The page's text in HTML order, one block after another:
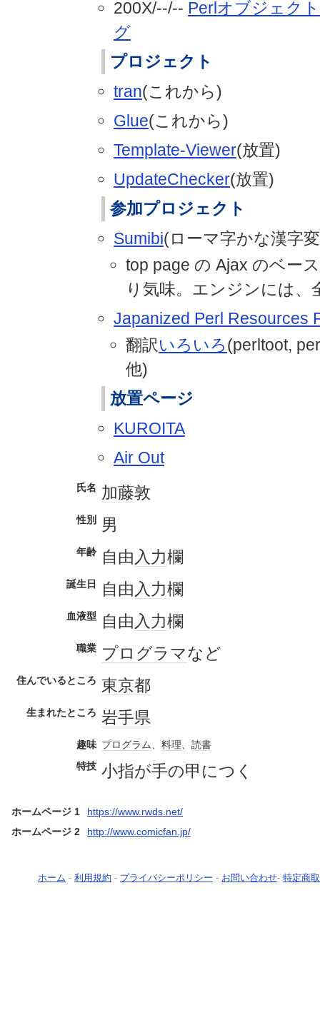
200X/--/-- Perlオブジェク
グ
プロジェクト
tran(これから)
Glue(これから)
Template-Viewer(放置)
UpdateChecker(放置)
参加プロジェクト
Sumibi(ローマ字かな漢字
top page の Ajax のベー
り気味。エンジンには、
Japanized Perl Resources
翻訳いろいろ(perltoot,
他)
放置ページ
KUROITA
Air Out
氏名 加藤敦
性別 男
年齢 自由入力欄
誕生日 自由入力欄
血液型 自由入力欄
職業 プログラマなど
住んでいるところ 東京都
生まれたところ 岩手県
趣味 プログラム、 料理、 読書
特技 小指が手の甲につく
ホームページ 1
https://www.rwds.net/
ホームページ 2
http://www.comicfan.jp/
ホーム - 利用規約 - プライバシーポリシー - お問い合わせ- 特定商